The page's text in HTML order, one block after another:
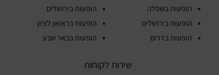
הופעות בשפלה
הופעות בירושלים
הופעות בדרום
הופעות בירושלים
הופעות בראשון לציון
הופעות בבאר שבע
שירות לקוחות